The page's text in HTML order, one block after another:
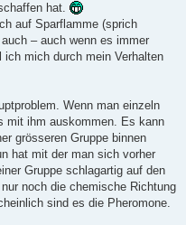
hat.
auf Sparflamme (sprich
– auch wenn es immer
mich durch mein Verhalten
Wenn man einzeln
mit ihm auskommen. Es kann
grösseren Gruppe binnen
hat mit der man sich vorher
Gruppe schlagartig auf den
noch die chemische Richtung
sind es die Pheromone.